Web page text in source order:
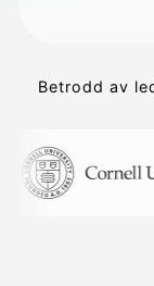
Betrodd av